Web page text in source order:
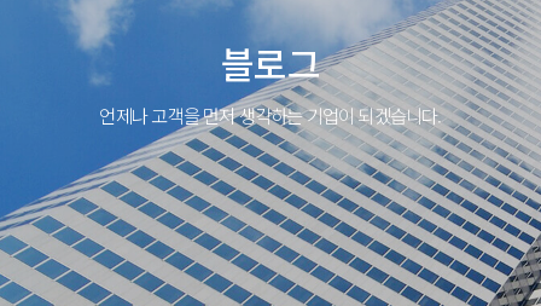
블로그
언제나 고객을 먼저 생각하는 기업이 되겠습니다.